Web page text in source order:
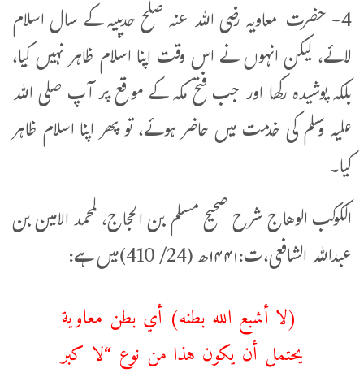
4- حضرت معاویہ رضی اللہ عنہ صلح حدیبیہ کے سال اسلام
لائے، لیکن انہوں نے اس وقت اپنا اسلام ظاہر نہیں کیا،
بلکہ پوشیدہ رکھا اور جب فتح مکہ کے موقع پر آپ صلی اللہ
علیہ وسلم کی خدمت میں حاضر ہوئے، تو پھر اپنا اسلام ظاہر
کیا۔
الكوكب الوهاج شرح صحيح مسلم بن الحجاج، لمحمد الامین بن
عبداللہ الشافعی،ت:۱۴۴۱ھ (24/ 410)میں ہے:
(لا أشبع الله بطنه) أي بطن معاوية
يحتمل أن يكون هذا من نوع “لا كبر